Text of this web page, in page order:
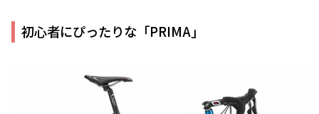
初心者にぴったりな「PRIMA」